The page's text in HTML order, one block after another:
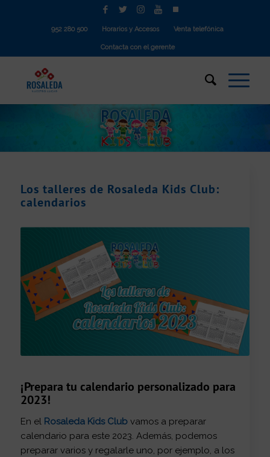
952 280 500 Horarios y Accesos Venta telefónica
Contacta con el gerente
Los talleres de Rosaleda Kids Club:
calendarios
¡Prepara tu calendario personalizado para
2023!
En el Rosaleda Kids Clubvamos a preparar
calendario para este 2023. Además, podemos
preparar varios y regalarle uno, por ejemplo, a los